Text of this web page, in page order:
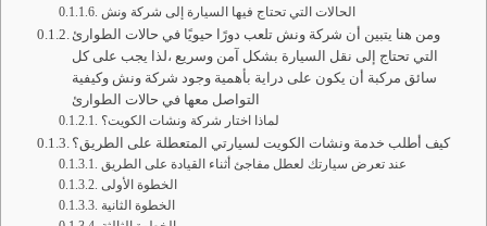
الحالات التي تحتاج فيها السيارة إلى شركة ونش
ومن هنا يتبين أن شركة ونش تلعب دورًا حيويًا في حالات الطوارئ
التي تحتاج إلى نقل السيارة بشكل آمن وسريع ،لذا يجب على كل
سائق مركبة أن يكون على دراية بأهمية وجود شركة ونش وكيفية
التواصل معها في حالات الطوارئ
لماذا اختار شركة ونشات الكويت؟
كيف أطلب خدمة ونشات الكويت لسيارتي المتعطلة على الطريق؟
عند تعرض سيارتك لعطل مفاجئ أثناء القيادة على الطريق
الخطوة الأولى
الخطوة الثانية